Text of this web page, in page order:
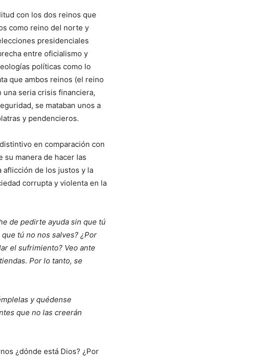
con los dos reinos que
como reino del norte y
presidenciales
entre oficialismo y
políticas como lo
que ambos reinos (el reino
seria crisis financiera,
se mataban unos a
y pendencieros.
en comparación con
su manera de hacer las
aflicción de los justos y la
corrupta y violenta en la
de pedirte ayuda sin que tú
tú no nos salves? ¿Por
el sufrimiento? Veo ante
Por lo tanto, se
y quédense
que no las creerán
¿dónde está Dios? ¿Por